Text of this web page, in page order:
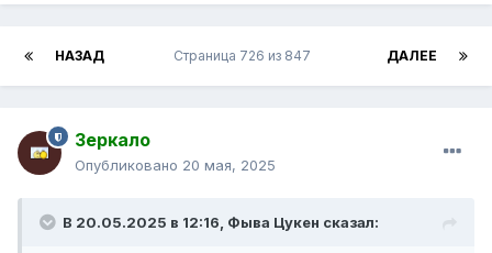
НАЗАД ДАЛЕЕ
Страница 726 из 847
Зеркало
Опубликовано 20 мая, 2025
В 20.05.2025 в 12:16, Фыва Цукен сказал: